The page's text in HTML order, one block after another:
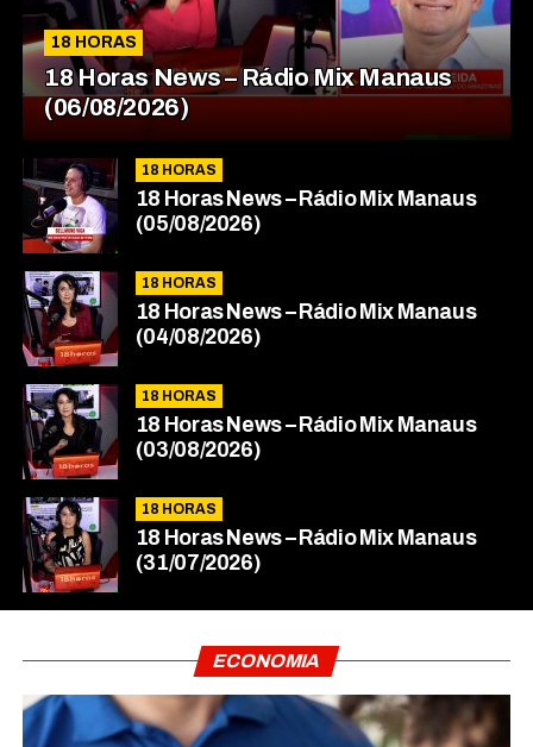
18 HORAS
18 Horas News​​​​​​​​​​​​ – Rádio Mix Manaus
(06/08/2026)
18 HORAS
18 Horas News​​​​​​​​​​​​ – Rádio Mix Manaus
(05/08/2026)
18 HORAS
18 Horas News​​​​​​​​​​​​ – Rádio Mix Manaus
(04/08/2026)
18 HORAS
18 Horas News​​​​​​​​​​​​ – Rádio Mix Manaus
(03/08/2026)
18 HORAS
18 Horas News​​​​​​​​​​​​ – Rádio Mix Manaus
(31/07/2026)
ECONOMIA